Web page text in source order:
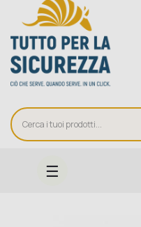
navigazione
☰